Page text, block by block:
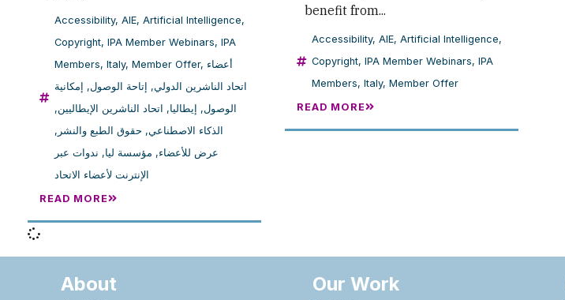
Accessibility, AIE, Artificial Intelligence,
Copyright, IPA Member Webinars, IPA
Members, Italy, Member Offer, أعضاء
اتحاد الناشرين الدولي, إتاحة الوصول, إمكانية
الوصول, إيطاليا, اتحاد الناشرين الإيطاليين,
الذكاء الاصطناعي, حقوق الطبع والنشر ,
عرض للأعضاء, مؤسسة ليا, ندوات عبر
الإنترنت لأعضاء الاتحاد
READ MORE
benefit from...
Accessibility, AIE, Artificial Intelligence,
Copyright, IPA Member Webinars, IPA
Members, Italy, Member Offer
READ MORE
About Our Work